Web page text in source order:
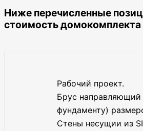
Ниже перечисленные
стоимость домокомплекта
Рабочий проект.
Брус направляющий
фундаменту)
Стены несущии из